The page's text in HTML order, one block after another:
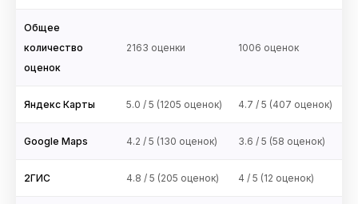
Общее
количество
оценок
2163 оценки 1006 оценок
Яндекс Карты 5.0 / 5 (1205 оценок) 4.7 / 5 (407 оценок)
Google Maps 4.2 / 5 (130 оценок) 3.6 / 5 (58 оценок)
2ГИС 4.8 / 5 (205 оценок) 4 / 5 (12 оценок)